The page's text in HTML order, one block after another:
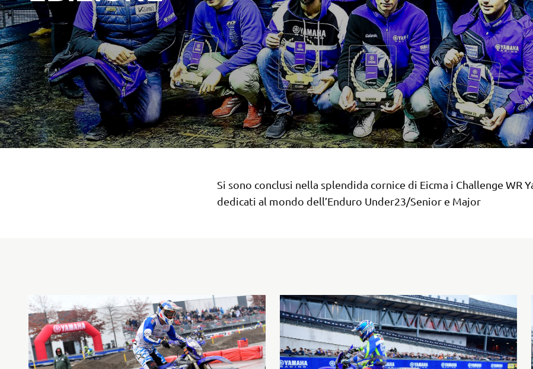
Si sono conclusi nella splendida cornice di Eicma i Challenge WR
dedicati al mondo dell’Enduro Under23/Senior e Major